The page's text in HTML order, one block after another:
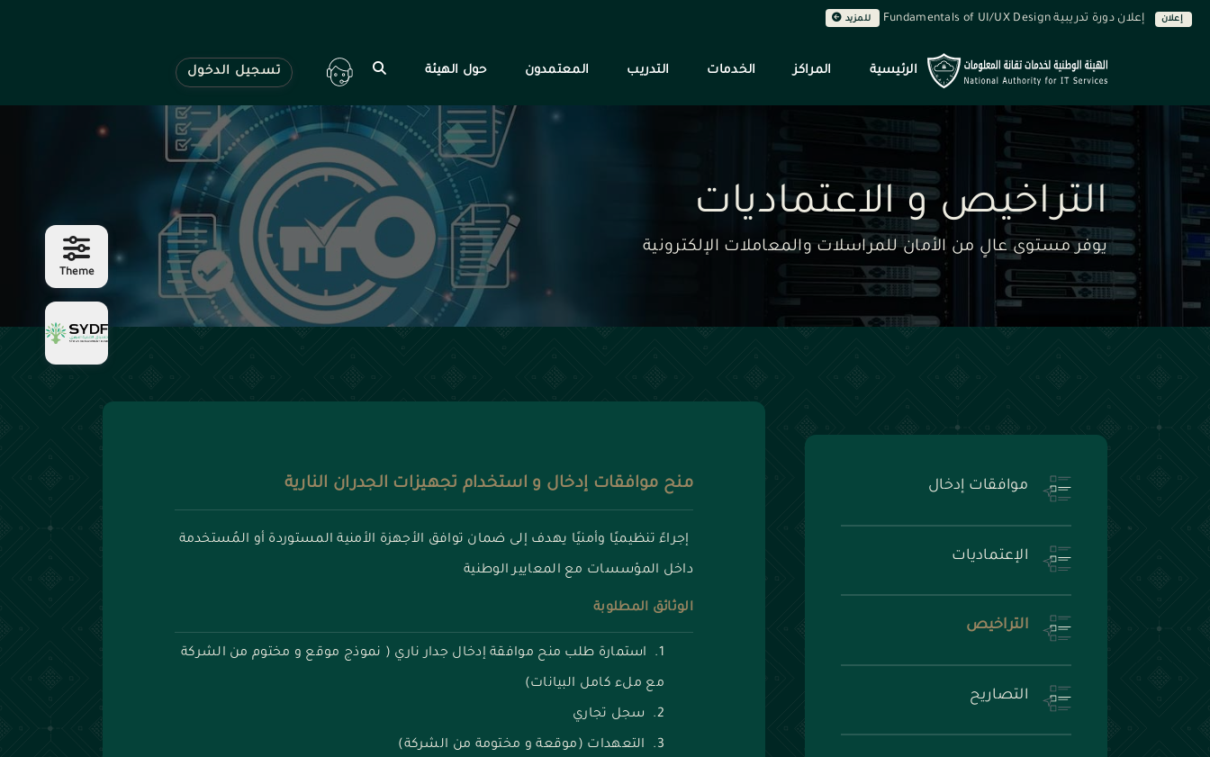
إعلان إعلان دورة تدريبية Fundamentals of UI/UX Design للمزيد
الرئيسية المراكز الخدمات التدريب المعتمدون حول الهيئة تسجيل الدخول
Theme
التراخيص و الاعتماديات
يوفر مستوى عالٍ من الأمان للمراسلات والمعاملات الإلكترونية
موافقات إدخال
الإعتماديات
التراخيص
التصاريح
منح موافقات إدخال و استخدام تجهيزات الجدران النارية
إجراءً تنظيميًا وأمنيًا يهدف إلى ضمان توافق الأجهزة الأمنية المستوردة أو المُستخدمة
داخل المؤسسات مع المعايير الوطنية
الوثائق المطلوبة
استمارة طلب منح موافقة إدخال جدار ناري ( نموذج موقع و مختوم من الشركة
مع ملء كامل البيانات)
سجل تجاري
التعهدات (موقعة و مختومة من الشركة)